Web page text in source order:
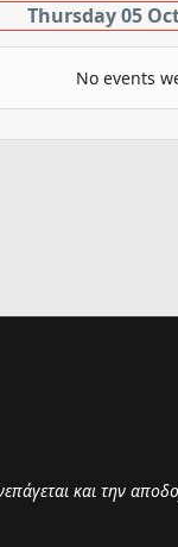
Thursday 05
No events
και την